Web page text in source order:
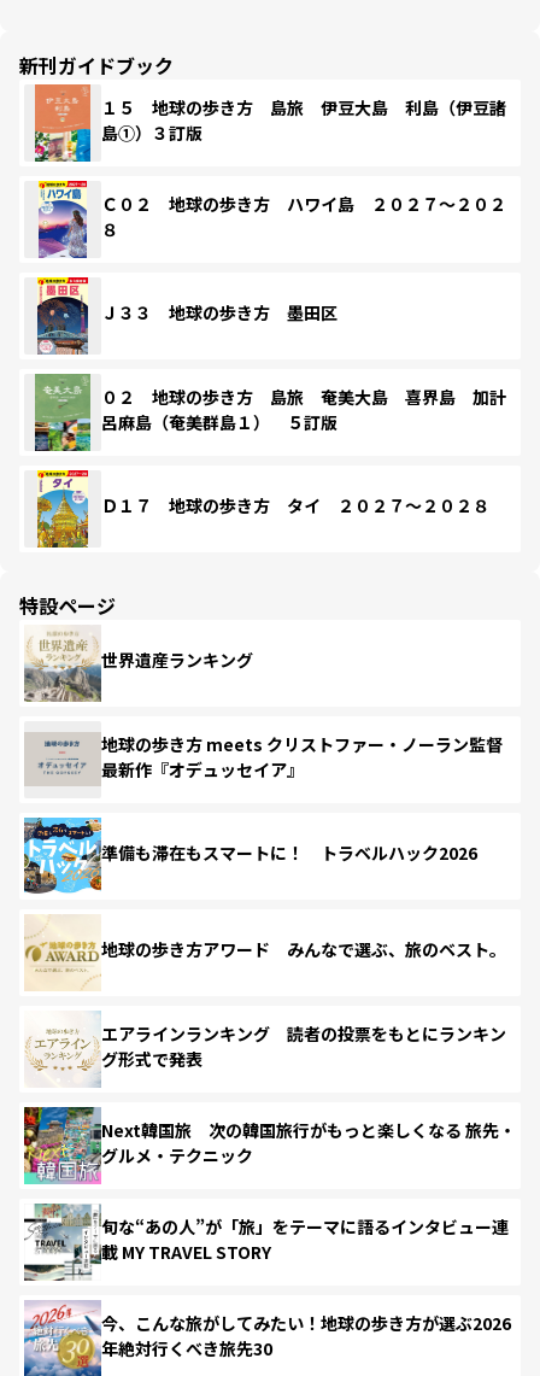
新刊ガイドブック
１５ 地球の歩き方 島旅 伊豆大島 利島（伊豆諸
島①）３訂版
Ｃ０２ 地球の歩き方 ハワイ島 ２０２７～２０２
８
Ｊ３３ 地球の歩き方 墨田区
０２ 地球の歩き方 島旅 奄美大島 喜界島 加計
呂麻島（奄美群島１） ５訂版
Ｄ１７ 地球の歩き方 タイ ２０２７～２０２８
特設ページ
世界遺産ランキング
地球の歩き方 meets クリストファー・ノーラン監督
最新作『オデュッセイア』
準備も滞在もスマートに！ トラベルハック2026
地球の歩き方アワード みんなで選ぶ、旅のベスト。
エアラインランキング 読者の投票をもとにランキン
グ形式で発表
Next韓国旅 次の韓国旅行がもっと楽しくなる 旅先・
グルメ・テクニック
旬な“あの人”が「旅」をテーマに語るインタビュー連
載 MY TRAVEL STORY
今、こんな旅がしてみたい！地球の歩き方が選ぶ2026
年絶対行くべき旅先30